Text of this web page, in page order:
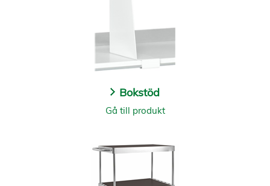
Bokstöd
Gå till produkt